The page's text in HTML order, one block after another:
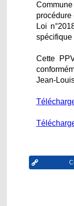
procédure
Loi
spécifique
Cette
Jean-